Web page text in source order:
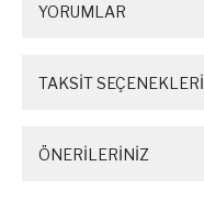
YORUMLAR
TAKSİT SEÇENEKLERİ
ÖNERİLERİNİZ